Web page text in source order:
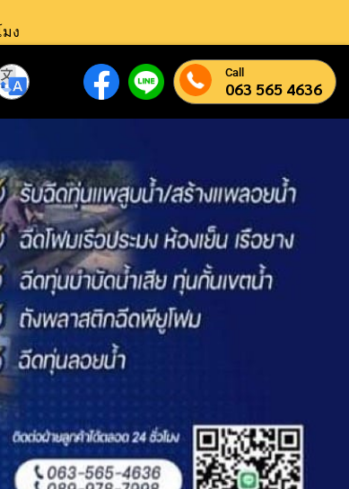
ง
Call
063 565 4636